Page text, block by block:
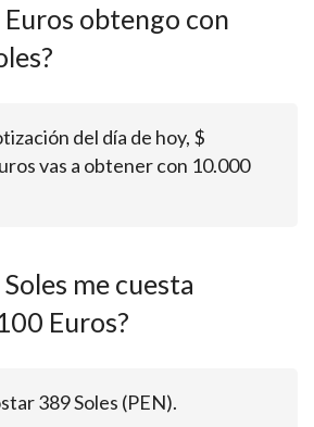
Euros obtengo con
del día de hoy, $
vas a obtener con 10.000
me cuesta
Euros?
389 Soles (PEN).